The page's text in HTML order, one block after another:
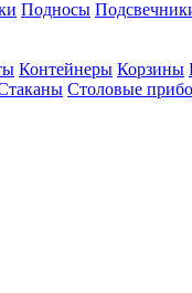
Подносы
Контейнеры Корзины
Столовые